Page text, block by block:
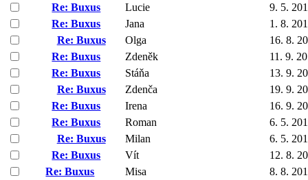
Re: Buxus
Lucie
9. 5.
Re: Buxus
Jana
1. 8.
Re: Buxus
Olga
16. 8.
Re: Buxus
Zdeněk
11. 9.
Re: Buxus
Stáňa
13. 9.
Re: Buxus
Zdenča
19. 9.
Re: Buxus
Irena
16. 9.
Re: Buxus
Roman
6. 5.
Re: Buxus
Milan
6. 5.
Re: Buxus
Vít
12. 8.
Re: Buxus
Misa
8. 8.